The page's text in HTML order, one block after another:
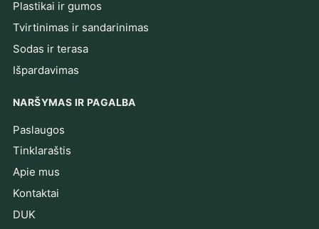
Plastikai ir gumos
Tvirtinimas ir sandarinimas
Sodas ir terasa
Išpardavimas
NARŠYMAS IR PAGALBA
Paslaugos
Tinklaraštis
Apie mus
Kontaktai
DUK